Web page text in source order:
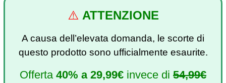
⚠️ ATTENZIONE
A causa dell’elevata domanda, le scorte di
questo prodotto sono ufficialmente esaurite.
Offerta 40% a 29,99€ invece di 54,99€